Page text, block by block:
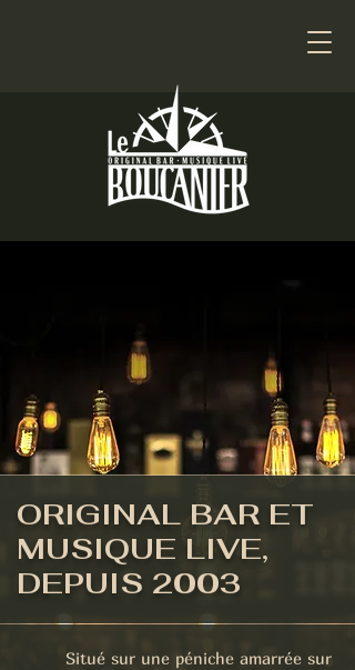
ORIGINAL BAR ET
MUSIQUE LIVE,
DEPUIS 2003
Situé sur une péniche amarrée sur